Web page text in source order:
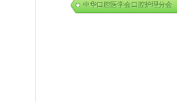
中华口腔医学会口腔护理分会